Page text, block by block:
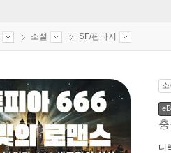
소설 SF/판타지
디